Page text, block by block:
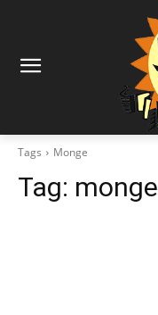
Tags Monge
Tag: monge